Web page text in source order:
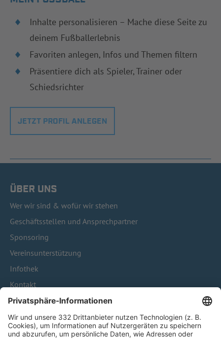
Inhalte personalisieren – Mache diese Seite zu
deinem Fußballerlebnis
Favoriten anlegen, Infos und Themen filtern
Präsentiere dich als Spieler, Trainer oder
Schiedsrichter
JETZT PROFIL ANLEGEN
ÜBER UNS
Wer wir sind & wofür wir stehen
Geschäftsstellen und Ansprechpartner
Sponsoring
Vereinsunterstützung
Infothek
Kontakt
HÄUFIG BESUCHTE SEITEN
Pässe und Vereinswechsel